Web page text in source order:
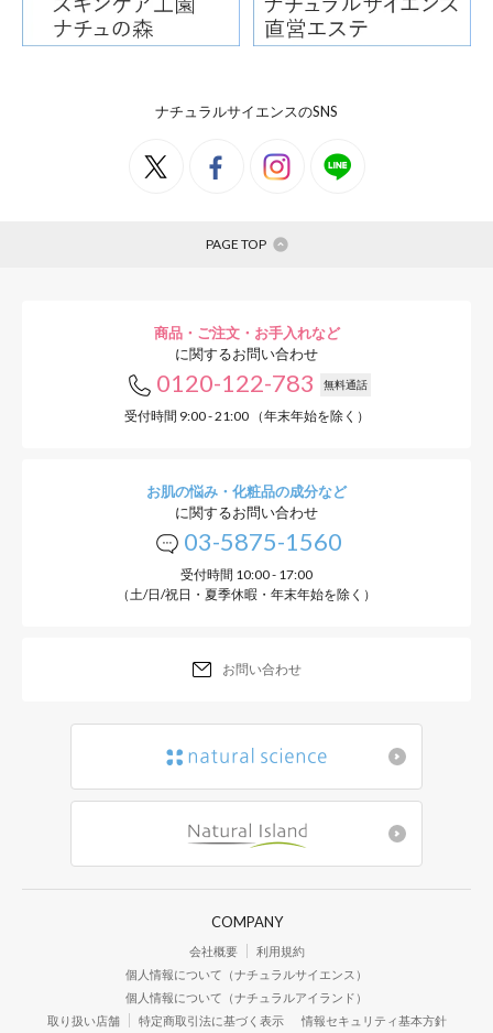
ナチュラルサイエンスのSNS
PAGE TOP
商品・ご注文・お手入れなど
に関するお問い合わせ
0120-122-783 無料通話
受付時間 9:00 - 21:00 （年末年始を除く）
お肌の悩み・化粧品の成分など
に関するお問い合わせ
03-5875-1560
受付時間 10:00 - 17:00
（土/日/祝日・夏季休暇・年末年始を除く）
お問い合わせ
COMPANY
会社概要
利用規約
個人情報について（ナチュラルサイエンス）
個人情報について（ナチュラルアイランド）
取り扱い店舗
特定商取引法に基づく表示 情報セキュリティ基本方針